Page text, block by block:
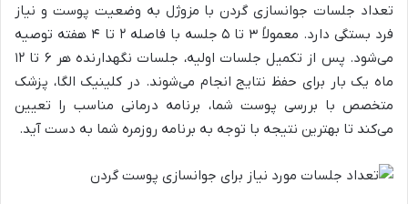
تعداد جلسات جوانسازی گردن با مزوژل به وضعیت پوست و نیاز
فرد بستگی دارد. معمولاً ۳ تا ۵ جلسه با فاصله ۲ تا ۴ هفته توصیه
می‌شود. پس از تکمیل جلسات اولیه، جلسات نگهدارنده هر ۶ تا ۱۲
ماه یک بار برای حفظ نتایج انجام می‌شوند. در کلینیک الگا، پزشک
متخصص با بررسی پوست شما، برنامه درمانی مناسب را تعیین
می‌کند تا بهترین نتیجه با توجه به برنامه روزمره شما به دست آید.